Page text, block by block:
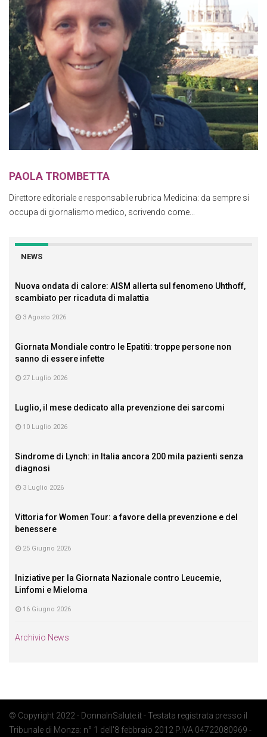
PAOLA TROMBETTA
Direttore editoriale e responsabile rubrica Medicina: da sempre si
occupa di giornalismo medico, scrivendo come...
NEWS
Nuova ondata di calore: AISM allerta sul fenomeno Uhthoff,
scambiato per ricaduta di malattia
3 Agosto 2026
Giornata Mondiale contro le Epatiti: troppe persone non
sanno di essere infette
27 Luglio 2026
Luglio, il mese dedicato alla prevenzione dei sarcomi
10 Luglio 2026
Sindrome di Lynch: in Italia ancora 200 mila pazienti senza
diagnosi
3 Luglio 2026
Vittoria for Women Tour: a favore della prevenzione e del
benessere
25 Giugno 2026
Iniziative per la Giornata Nazionale contro Leucemie,
Linfomi e Mieloma
16 Giugno 2026
Archivio News
© Copyright 2022 - DonnaInSalute.it - Testata registrata presso il
Tribunale di Monza: n° 1 dell'8 febbraio 2012 P.IVA 04722080969 -